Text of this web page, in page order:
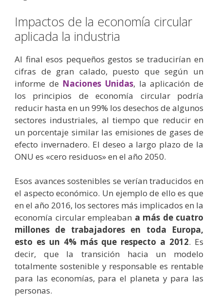
Impactos de la economía circular
aplicada la industria
Al final esos pequeños gestos se traducirían en
cifras de gran calado, puesto que según un
informe de Naciones Unidas, la aplicación de
los principios de economía circular podría
reducir hasta en un 99% los desechos de algunos
sectores industriales, al tiempo que reducir en
un porcentaje similar las emisiones de gases de
efecto invernadero. El deseo a largo plazo de la
ONU es «cero residuos» en el año 2050.
Esos avances sostenibles se verían traducidos en
el aspecto económico. Un ejemplo de ello es que
en el año 2016, los sectores más implicados en la
economía circular empleaban a más de cuatro
millones de trabajadores en toda Europa,
esto es un 4% más que respecto a 2012. Es
decir, que la transición hacia un modelo
totalmente sostenible y responsable es rentable
para las economías, para el planeta y para las
personas.